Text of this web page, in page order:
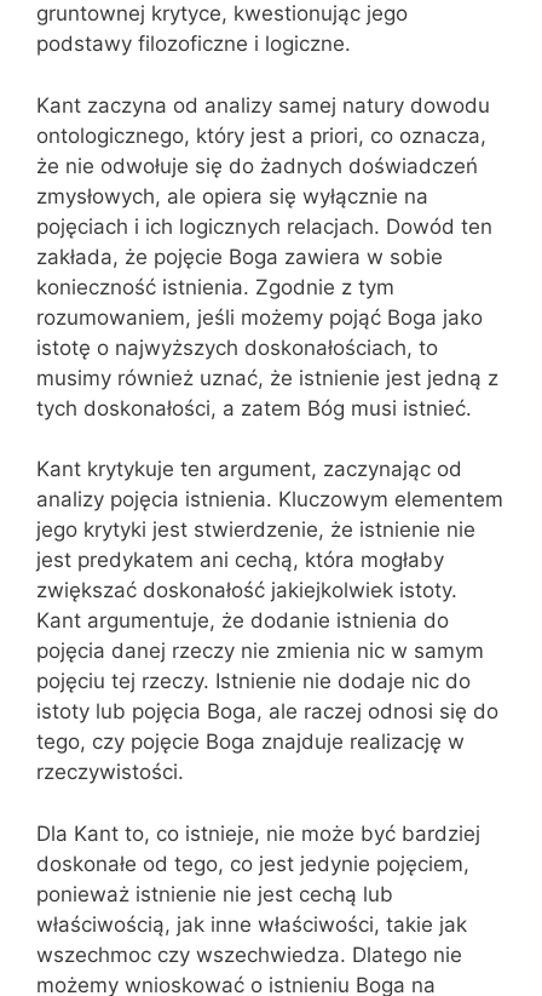
gruntownej krytyce, kwestionując jego
podstawy filozoficzne i logiczne.
Kant zaczyna od analizy samej natury dowodu
ontologicznego, który jest a priori, co oznacza,
że nie odwołuje się do żadnych doświadczeń
zmysłowych, ale opiera się wyłącznie na
pojęciach i ich logicznych relacjach. Dowód ten
zakłada, że pojęcie Boga zawiera w sobie
konieczność istnienia. Zgodnie z tym
rozumowaniem, jeśli możemy pojąć Boga jako
istotę o najwyższych doskonałościach, to
musimy również uznać, że istnienie jest jedną z
tych doskonałości, a zatem Bóg musi istnieć.
Kant krytykuje ten argument, zaczynając od
analizy pojęcia istnienia. Kluczowym elementem
jego krytyki jest stwierdzenie, że istnienie nie
jest predykatem ani cechą, która mogłaby
zwiększać doskonałość jakiejkolwiek istoty.
Kant argumentuje, że dodanie istnienia do
pojęcia danej rzeczy nie zmienia nic w samym
pojęciu tej rzeczy. Istnienie nie dodaje nic do
istoty lub pojęcia Boga, ale raczej odnosi się do
tego, czy pojęcie Boga znajduje realizację w
rzeczywistości.
Dla Kant to, co istnieje, nie może być bardziej
doskonałe od tego, co jest jedynie pojęciem,
ponieważ istnienie nie jest cechą lub
właściwością, jak inne właściwości, takie jak
wszechmoc czy wszechwiedza. Dlatego nie
możemy wnioskować o istnieniu Boga na